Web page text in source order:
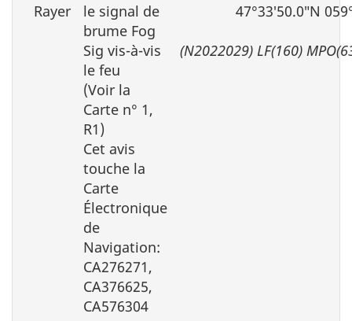
Rayer
le signal de
brume Fog
Sig vis-à-vis
le feu
(Voir la
Carte n° 1,
R1)
Cet avis
touche la
Carte
Électronique
de
Navigation:
CA276271,
CA376625,
CA576304
47°33′50.0″N
(N2022029) LF(160)